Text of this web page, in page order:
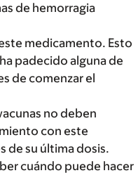
de hemorragia
medicamento. Esto
padecido alguna de
de comenzar el
no deben
con este
de su última dosis.
cuándo puede hacer